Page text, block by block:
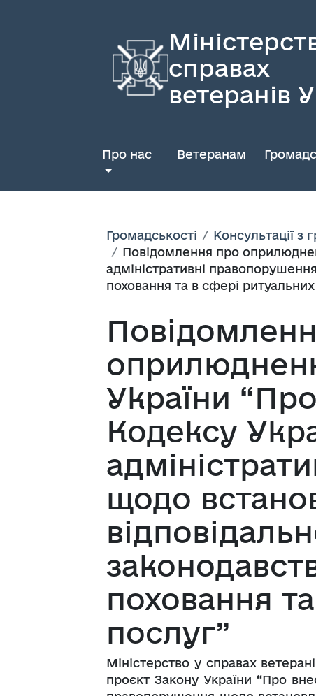
справах
ветеранів
Про нас Ветеранам
Громадськості
Консультації з
Повідомлення про
адміністративні
поховання та в сфері
України
Кодексу
щодо
поховання
послуг”
Міністерство у справах
проєкт Закону України “Про